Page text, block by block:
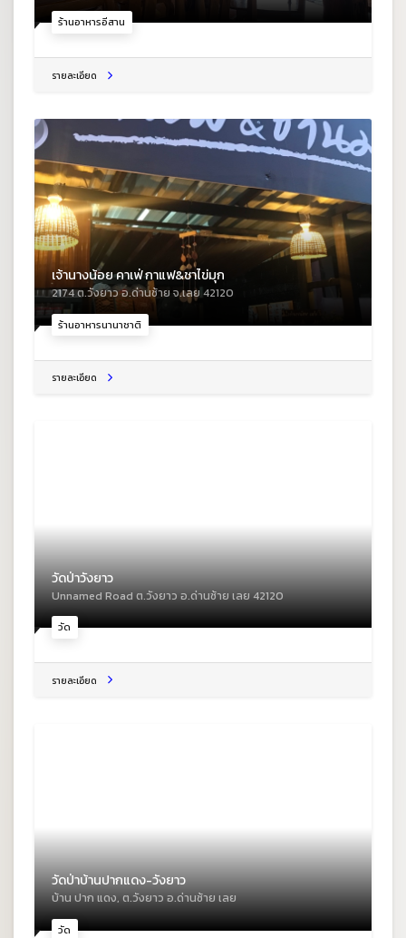
ร้านอาหารอีสาน
รายละเอียด
ร้านอาหารนานาชาติ
เจ้านางน้อย คาเฟ่ กาแฟ&ชาไข่มุก
2174 ต.วังยาว อ.ด่านซ้าย จ.เลย 42120
รายละเอียด
วัด
วัดป่าวังยาว
Unnamed Road ต.วังยาว อ.ด่านซ้าย เลย 42120
รายละเอียด
วัด
วัดป่าบ้านปากแดง-วังยาว
บ้าน ปาก แดง, ต.วังยาว อ.ด่านซ้าย เลย